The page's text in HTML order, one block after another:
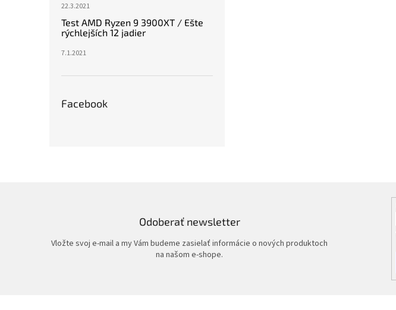
22.3.2021
Test AMD Ryzen 9 3900XT / Ešte
rýchlejších 12 jadier
7.1.2021
Facebook
Odoberať newsletter
Vložte svoj e-mail a my Vám budeme zasielať informácie o nových produktoch
na našom e-shope.